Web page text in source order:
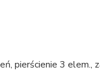
pierścienie 3 elem.,